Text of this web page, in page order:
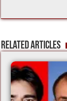
Related Articles